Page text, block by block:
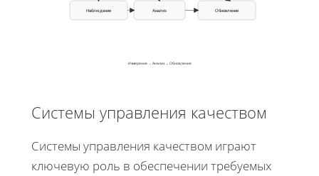
Наблюдение Анализ Обновление
Измерение → Анализ → Обновление
Системы управления качеством
Системы управления качеством играют
ключевую роль в обеспечении требуемых